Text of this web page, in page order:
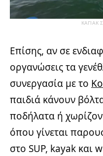
ΚΑΓΙΑΚ
Επίσης, αν σε
οργανώσεις τα
συνεργασία με το
παιδιά κάνουν
ποδήλατα ή
όπου γίνεται
στο SUP, kayak και